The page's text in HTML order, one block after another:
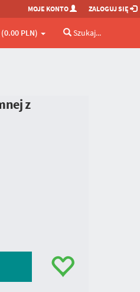
MOJE KONTO ZALOGUJ SIĘ
(0.00 PLN) Szukaj...
z